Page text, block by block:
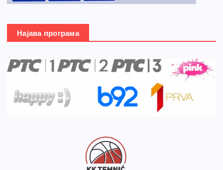
Најава програма